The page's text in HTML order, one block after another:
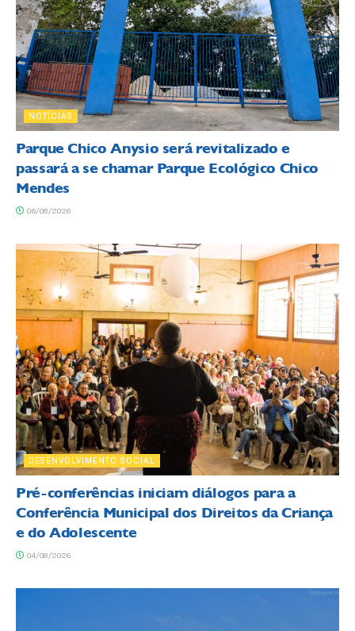
NOTÍCIAS
Parque Chico Anysio será revitalizado e
passará a se chamar Parque Ecológico Chico
Mendes
06/08/2026
DESENVOLVIMENTO SOCIAL
Pré-conferências iniciam diálogos para a
Conferência Municipal dos Direitos da Criança
e do Adolescente
04/08/2026